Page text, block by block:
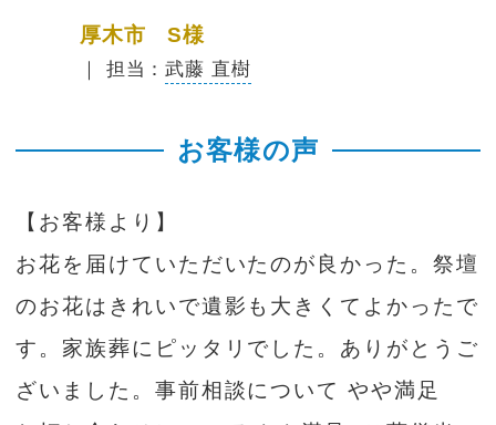
厚木市 S様
｜ 担当：武藤 直樹
お客様の声
【お客様より】
お花を届けていただいたのが良かった。祭壇
のお花はきれいで遺影も大きくてよかったで
す。家族葬にピッタリでした。ありがとうご
ざいました。事前相談について やや満足